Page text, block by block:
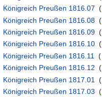
Königreich Preußen 1816.07 ‎(
Königreich Preußen 1816.08 ‎(
Königreich Preußen 1816.09 ‎(
Königreich Preußen 1816.10 ‎(
Königreich Preußen 1816.11
‎(
Königreich Preußen 1816.12 ‎(
Königreich Preußen 1817.01
‎(
Königreich Preußen 1817.03 ‎(